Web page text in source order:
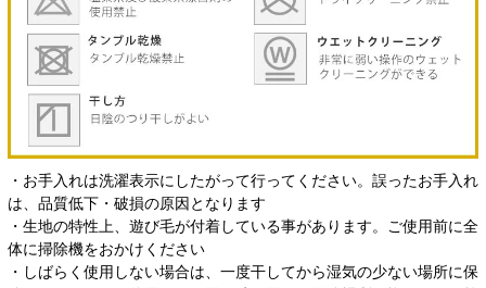
・お手入れは洗濯表示にしたがって行ってください。誤ったお手入れ
は、品質低下・破損の原因となります
・生地の特性上、遊び毛が付着している事があります。ご使用前に全
体に掃除機をおかけください
・しばらく使用しない場合は、一度干してから湿気の少ない場所に保